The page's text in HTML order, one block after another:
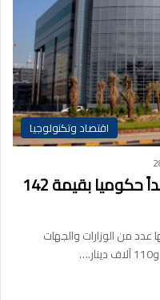
اقتصاد وتكنولوجيا
ديوان المحاسبة يدرس 85 عقداً حكوميا بقيمة 142
85 عقداً قدّمتها عدد من الوزارات والجهات